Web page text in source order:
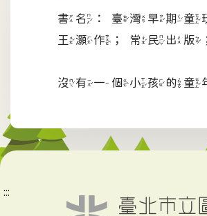
書名：臺灣早期童
王灝作；常民出版
沒有一個小孩的童
:::